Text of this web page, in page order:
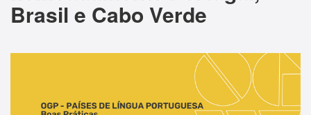
Brasil e Cabo Verde